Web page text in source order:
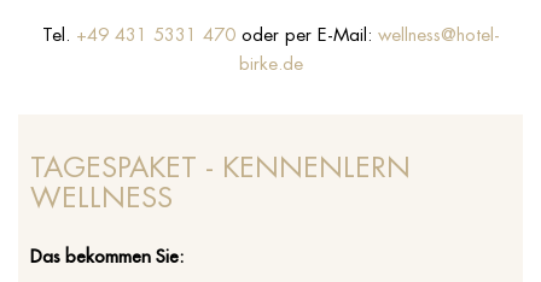
Tel. +49 431 5331 470oder per E-Mail: wellness@hotel-
birke.de
TAGESPAKET - KENNENLERN
WELLNESS
Das bekommen Sie: